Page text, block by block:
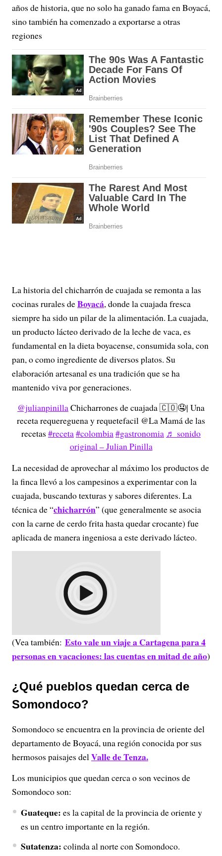
años de historia, que no solo ha ganado fama en Boyacá,
sino también ha comenzado a exportarse a otras
regiones
La historia del chicharrón de cuajada se remonta a las
cocinas rurales deBoyacá, donde lacuajada fresca
siempre ha sido un pilar de la alimentación. La cuajada,
un producto lácteo derivado de la leche de vaca, es
fundamental en la dieta boyacense, consumida sola, con
pan, o como ingrediente de diversos platos. Su
elaboración artesanal es una tradición que se ha
mantenido viva por generaciones.
@julianpinillaChicharrones de cuajada 🇨🇴🤤| Una
receta requereguena y requetefacil @La Mamá de las
recetas #receta#colombia#gastronomia ♬ sonido
original – Julian Pinilla
La necesidad de aprovechar al máximo los productos de
la finca llevó a los campesinos a experimentar con la
cuajada, buscando texturas y sabores diferentes. La
técnica de “chicharrón” (que generalmente se asocia
con la carne de cerdo frita hasta quedar crocante) fue
aplicada de manera ingeniosa a este derivado lácteo.
(Vea también: Esto vale un viaje a Cartagena para 4
personas en vacaciones: las cuentas en mitad de año)
¿Qué pueblos quedan cerca de
Somondoco?
Somondoco se encuentra en la provincia de oriente del
departamento de Boyacá, una región conocida por sus
hermosos paisajes delValle de Tenza.
Los municipios que quedan cerca o son vecinos de
Somondoco son:
Guateque: es la capital de la provincia de oriente y
es un centro importante en la región.
Sutatenza: colinda al norte con Somondoco.